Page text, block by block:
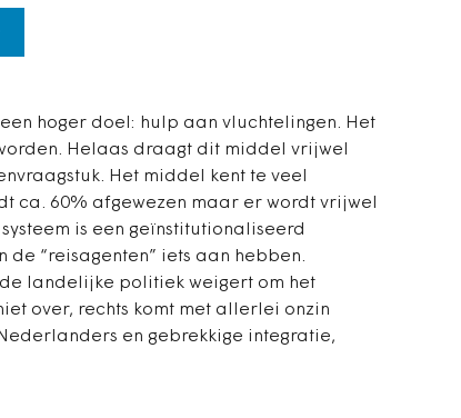
hoger doel: hulp aan vluchtelingen. Het
Helaas draagt dit middel vrijwel
Het middel kent te veel
ca. 60% afgewezen maar er wordt vrijwel
is een geïnstitutionaliseerd
“reisagenten” iets aan hebben.
landelijke politiek weigert om het
over, rechts komt met allerlei onzin
en gebrekkige integratie,